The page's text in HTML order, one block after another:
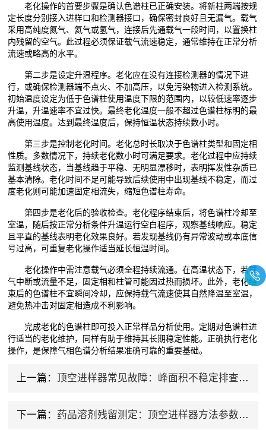
老化操作的首要步骤是确认色谱柱已正确安装。将新柱两端按规
定长度分别接入进样口和检测器接口，确保密封良好且无漏气。载气
采用高纯度氮气、氦气或氢气，连接后先通载气一段时间，以置换柱
内残留的空气。此过程必须保证载气流速稳定，通常维持在正常分析
流速或略高的水平。
第二步是设定升温程序。老化应在没有连接检测器的情况下进
行，或确保检测器端不点火、不加高压，以免污染物进入检测系统。
初始温度设定为低于色谱柱使用温度下限的范围内，以较低速率逐步
升温，升温速率不宜过快。最终老化温度一般不超过色谱柱标明的最
高使用温度。达到最终温度后，保持恒温状态持续数小时。
第三步是控制老化时间。老化总时长取决于色谱柱类型和固定相
性质。多数情况下，持续老化数小时可满足要求。老化过程中应持续
监测基线状态，当基线趋于平稳、无明显漂移时，表明挥发性杂质已
基本清除。老化时间不足可能导致后续使用中出现基线不稳定，而过
度老化则可能加速固定相流失，缩短色谱柱寿命。
第四步是老化后的验收检查。老化程序结束后，将色谱柱冷却至
室温，随后按正常分析条件升温运行空白程序，观察基线响应。稳定
且平直的基线表明老化效果良好。若发现基线仍有异常波动或本底信
号过高，可重复老化操作适当延长恒温时间。
老化操作中需注意载气必须全程持续流通。在高温状态下，若载
气中断或流量不足，固定相和柱管可能因过热而损坏。此外，老化结
束后的色谱柱不宜瞬间冷却，应保持载气流速使其自然降温至室温，
避免热冲击对固定相造成不利影响。
完成老化的色谱柱即可投入正常样品分析使用。定期对色谱柱进
行适当的老化维护，同样有助于维持其长期稳定性能。正确执行老化
操作，是保障气相色谱分析结果准确可靠的重要基础。
上一篇： 顶空进样器常见故障：峰面积不稳定排查指南
下一篇： 药品溶剂残留测定：顶空进样器方法参数优化技巧